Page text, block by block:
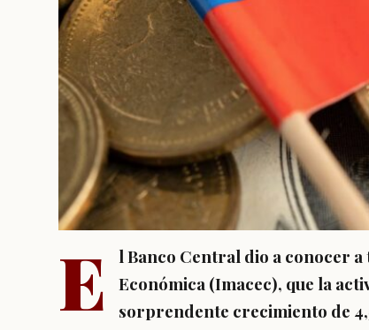
E
l Banco Central dio a conocer
Económica (Imacec), que la
sorprendente crecimiento de